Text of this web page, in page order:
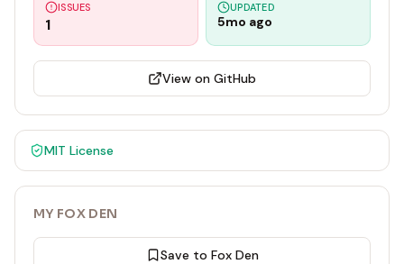
ISSUES
1
UPDATED
5mo ago
View on GitHub
MIT License
MY FOX DEN
Save to Fox Den